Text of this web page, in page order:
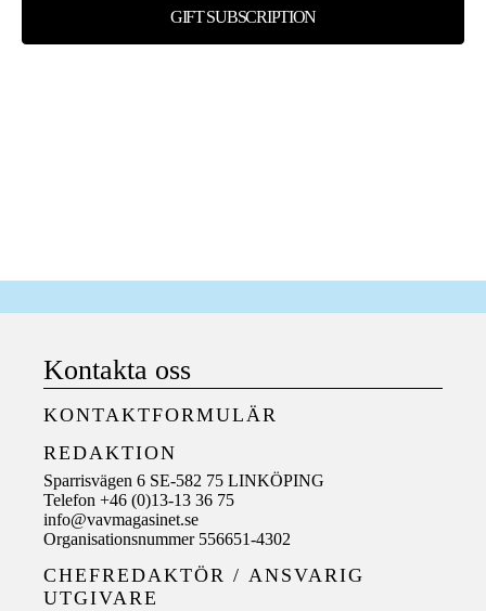
GIFT SUBSCRIPTION
Kontakta oss
KONTAKTFORMULÄR
REDAKTION
Sparrisvägen 6 SE-582 75 LINKÖPING
Telefon +46 (0)13-13 36 75
info@vavmagasinet.se
Organisationsnummer 556651-4302
CHEFREDAKTÖR / ANSVARIG
UTGIVARE